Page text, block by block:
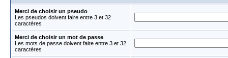
Merci de choisir un pseudo
Les pseudos doivent faire entre 3 et 32
caractères
Merci de choisir un mot de passe
Les mots de passe doivent faire entre 3 et 32
caractères